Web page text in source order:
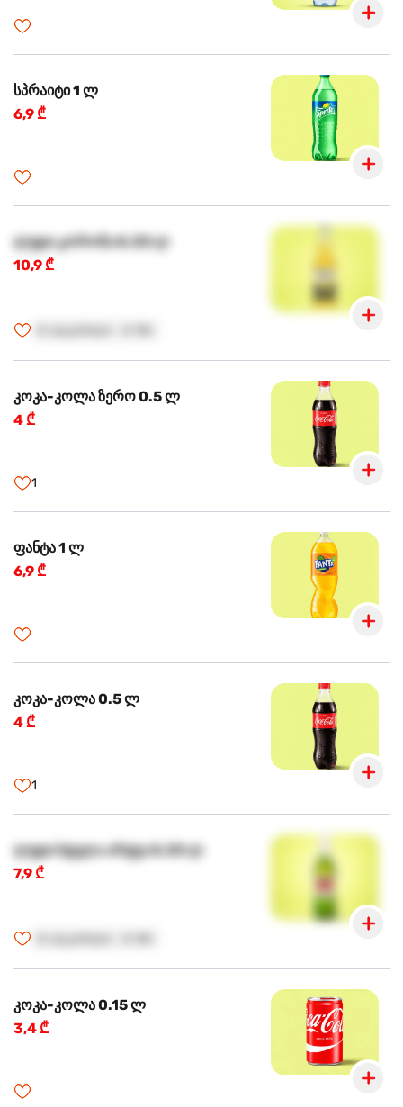
სპრაიტი 1 ლ
6,9 ₾
ლუდი კორონა 0.33 ლ
10,9 ₾
კოკა-კოლა ზერო 0.5 ლ
4 ₾
1
ფანტა 1 ლ
6,9 ₾
კოკა-კოლა 0.5 ლ
4 ₾
1
ლუდი სტელა არტუა 0.33 ლ
7,9 ₾
კოკა-კოლა 0.15 ლ
3,4 ₾